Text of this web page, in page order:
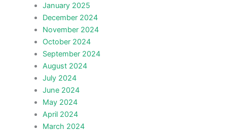
January 2025
December 2024
November 2024
October 2024
September 2024
August 2024
July 2024
June 2024
May 2024
April 2024
March 2024